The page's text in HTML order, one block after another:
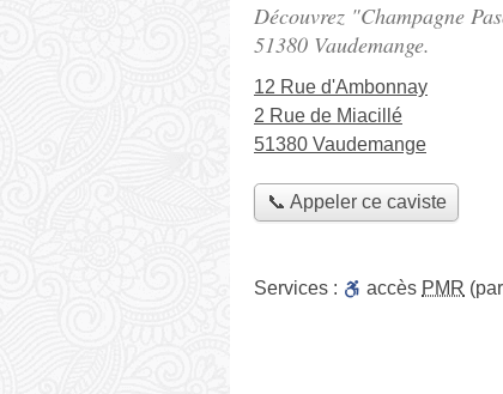
Découvrez "Champagne
51380 Vaudemange.
12 Rue d'Ambonnay
2 Rue de Miacillé
51380 Vaudemange
📞 Appeler ce caviste
Services : accès PMR